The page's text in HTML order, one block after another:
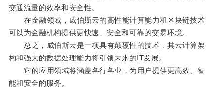
交通流量的效率和安全性。
在金融领域，威伯斯云的高性能计算能力和区块链技术
可以为金融机构提供更快速、安全和可靠的交易环境。
总之，威伯斯云是一项具有颠覆性的技术，其云计算架
构和强大的数据处理能力将引领未来的IT发展。
它的应用领域将涵盖各行各业，为用户提供更高效、智
能和安全的服务。